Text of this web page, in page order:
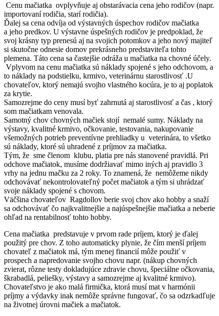
Cenu mačiatka ovplyvňuje aj obstarávacia cena jeho rodičov (napr.
importovaní rodičia, starí rodičia).
Ďalej sa cena odvíja od výstavných úspechov rodičov mačiatka
a jeho predkov. U výstavne úspešných rodičov je predpoklad, že
svoj krásny typ prenesú aj na svojich potomkov a jeho nový majiteľ
si skutočne odnesie domov prekrásneho predstaviteľa tohto
plemena. Táto cena sa častejšie odráža u mačiatka na chovné účely.
Vplyvom na cenu mačiatka sú náklady spojené s jeho odchovom, a
to náklady na podstielku, krmivo, veterinárnu starostlivosť .U
chovateľov, ktorý nemajú svojho vlastného kocúra, je to aj poplatok
za krytie.
Samozrejme do ceny musí byť zahrnutá aj starostlivosť a čas , ktorý
som mačiatkam venovala.
Samotný chov chovných mačiek stojí nemalé sumy. Náklady na
výstavy, kvalitné krmivo, očkovanie, testovania, nakupovanie
všemožných potrieb preventívne prehliadky u veterinára, to všetko
sú náklady, ktoré sú uhradené z príjmov za mačiatka.
Tým, že sme členom klubu, platia pre nás stanovené pravidlá. Pri
odchove mačiatok, musíme dodržiavať mimo iných aj pravidlo 3
vrhy na jednu mačku za 2 roky. To znamená, že nemôžeme nikdy
odchovávať nekontrolovateľný počet mačiatok a tým si uhrádzať
svoje náklady spojené s chovom.
Väčšina chovateľov Ragdollov berie svoj chov ako hobby a snaží
sa odchovávať čo najkvalitnejšie a najúspešnejšie mačiatka a neberie
ohľad na rentabilnosť tohto hobby.
Cena mačiatka predstavuje v prvom rade príjem, ktorý je ďalej
použitý pre chov. Z toho automaticky plynie, že čím menší príjem
chovateľ z mačiatok má, tým menej financií môže použiť v
prospech a napredovanie svojho chovu napr. (nákup chovných
zvierat, rôzne testy dokladujúce zdravie chovu, špeciálne očkovania,
škrabadlá, peliešky, výstavy a samozrejme aj kvalitné krmivo).
Chovateľstvo je ako malá firmička, ktorá musí mat v harmónii
príjmy a výdavky inak nemôže správne fungovať, čo sa odzrkadľuje
na životnej úrovni mačiek a mačiatok.